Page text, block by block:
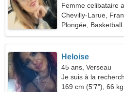
Femme celibataire
Chevilly-Larue,
Plongée, Basketball
Heloise
45 ans, Verseau
Je suis à la
rencontres
169 cm (5'7"), 66